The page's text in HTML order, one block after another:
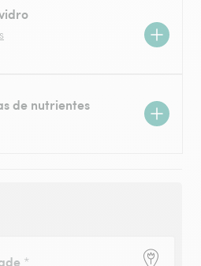
de nutrientes
*